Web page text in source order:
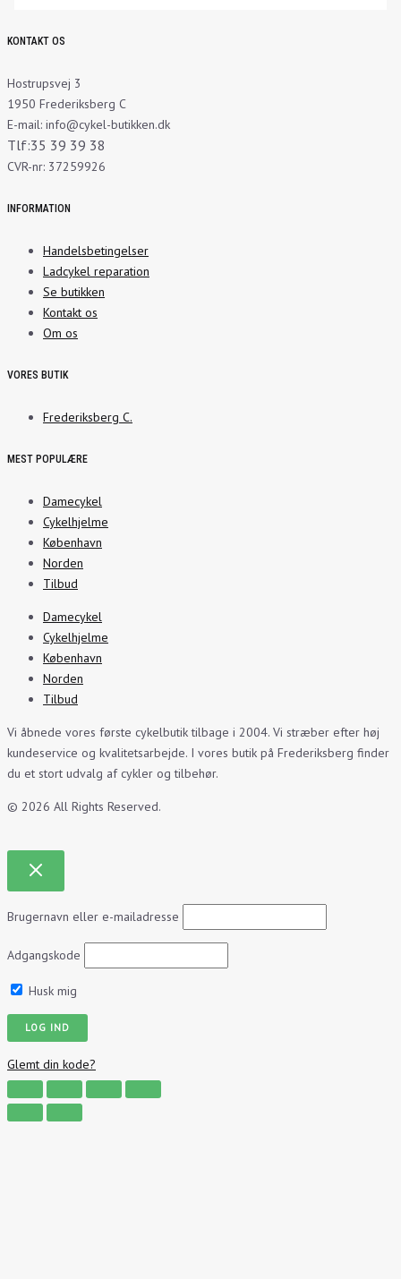
KONTAKT OS
Hostrupsvej 3
1950 Frederiksberg C
E-mail: info@cykel-butikken.dk
Tlf:35 39 39 38
CVR-nr: 37259926
INFORMATION
Handelsbetingelser
Ladcykel reparation
Se butikken
Kontakt os
Om os
VORES BUTIK
Frederiksberg C.
MEST POPULÆRE
Damecykel
Cykelhjelme
København
Norden
Tilbud
Damecykel
Cykelhjelme
København
Norden
Tilbud
Vi åbnede vores første cykelbutik tilbage i 2004. Vi stræber efter høj
kundeservice og kvalitetsarbejde. I vores butik på Frederiksberg finder
du et stort udvalg af cykler og tilbehør.
© 2026 All Rights Reserved.
Brugernavn eller e-mailadresse
Adgangskode
Husk mig
Glemt din kode?